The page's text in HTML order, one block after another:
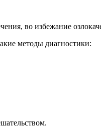
во избежание
методы диагностики: